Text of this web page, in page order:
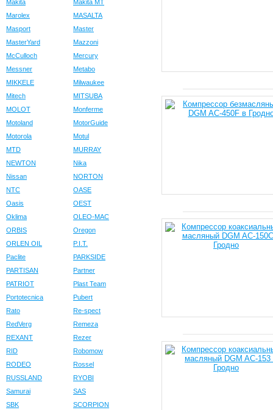
Makita
Makita MT
Marolex
MASALTA
Masport
Master
MasterYard
Mazzoni
McCulloch
Mercury
Messner
Metabo
MIKKELE
Milwaukee
Mitech
MITSUBA
MOLOT
Monferme
Motoland
MotorGuide
Motorola
Motul
MTD
MURRAY
NEWTON
Nika
Nissan
NORTON
NTC
OASE
Oasis
OEST
Oklima
OLEO-MAC
ORBIS
Oregon
ORLEN OIL
P.I.T.
Paclite
PARKSIDE
PARTISAN
Partner
PATRIOT
Plast Team
Portotecnica
Pubert
Rato
Re-spect
RedVerg
Remeza
REXANT
Rezer
RID
Robomow
RODEO
Rossel
RUSSLAND
RYOBI
Samurai
SAS
SBK
SCORPION